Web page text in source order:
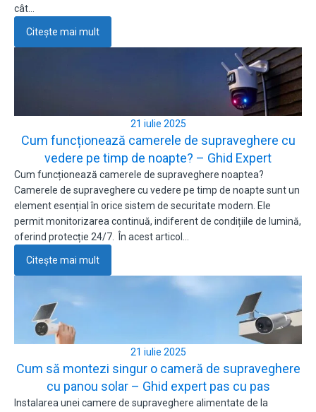
cât…
Citește mai mult
21 iulie 2025
Cum funcționează camerele de supraveghere cu
vedere pe timp de noapte? – Ghid Expert
Cum funcționează camerele de supraveghere noaptea?
Camerele de supraveghere cu vedere pe timp de noapte sunt un
element esențial în orice sistem de securitate modern. Ele
permit monitorizarea continuă, indiferent de condițiile de lumină,
oferind protecție 24/7. În acest articol…
Citește mai mult
21 iulie 2025
Cum să montezi singur o cameră de supraveghere
cu panou solar – Ghid expert pas cu pas
Instalarea unei camere de supraveghere alimentate de la